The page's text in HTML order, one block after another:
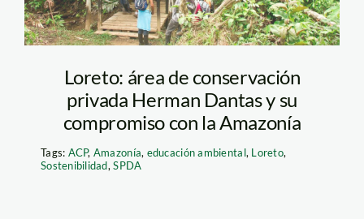
Loreto: área de conservación
privada Herman Dantas y su
compromiso con la Amazonía
Tags: ACP, Amazonía, educación ambiental, Loreto,
Sostenibilidad,SPDA